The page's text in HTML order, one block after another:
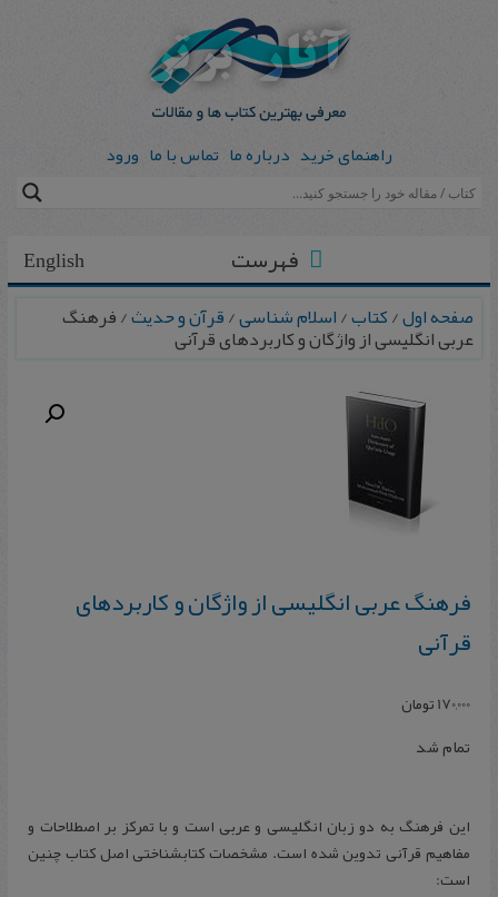
راهنمای خرید درباره ما تماس با ما ورود
English فهرست
صفحه اول/کتاب/اسلام شناسی/قرآن و حدیث/ فرهنگ
عربی انگلیسی از واژگان و کاربردهای قرآنی
فرهنگ عربی انگلیسی از واژگان و کاربردهای
قرآنی
170,000تومان
تمام شد
این فرهنگ به دو زبان انگلیسی و عربی است و با تمرکز بر اصطلاحات و
مفاهیم قرآنی تدوین شده است. مشخصات کتابشناختی اصل کتاب چنین
است: